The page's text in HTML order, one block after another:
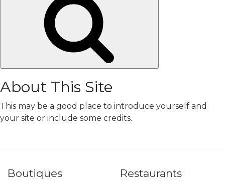
About This Site
This may be a good place to introduce yourself and
your site or include some credits.
Boutiques Restaurants